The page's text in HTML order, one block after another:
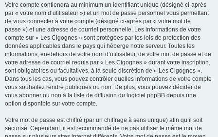
Votre compte contiendra au minimum un identifiant unique (désigné ci-après
par « votre nom d’utilisateur ») et un mot de passe personnel vous permettant
de vous connecter à votre compte (désigné ci-après par « votre mot de
passe ») et une adresse de courriel personnelle. Les informations de votre
compte sur « Les Cigognes » sont protégées par les lois de protection des
données applicables dans le pays qui héberge notre serveur. Toutes les
informations, en-dehors de votre nom d’utilisateur, de votre mot de passe et de
votre adresse de courriel requis par « Les Cigognes » durant votre inscription,
sont obligatoires ou facultatives, à la seule discrétion de « Les Cigognes ».
Dans tous les cas, vous pouvez contrôler quelles informations de votre compte
vous souhaitez rendre publiques ou non. De plus, vous pouvez décider de
vous abonner ou non à la liste de diffusion du logiciel phpBB depuis une
option disponible sur votre compte.
Votre mot de passe est chiffré (par un chiffrage à sens unique) afin qu’il soit
sécurisé. Cependant, il est recommandé de ne pas utiliser le même mot de